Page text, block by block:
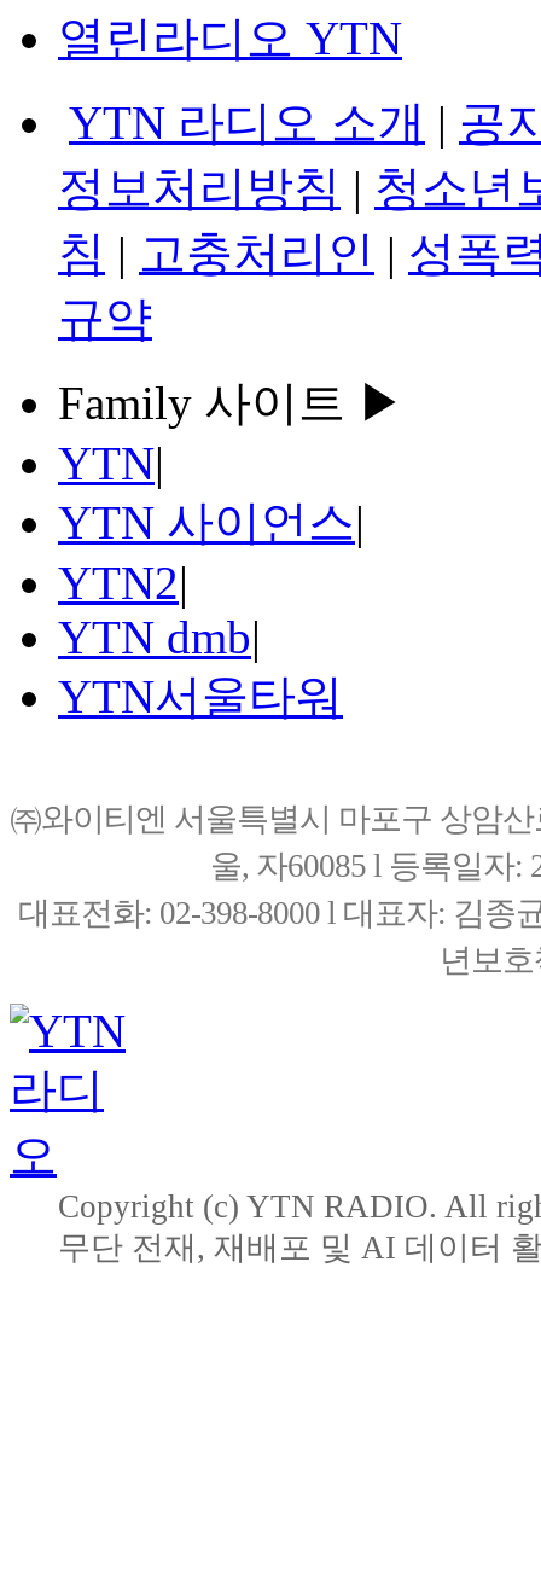
열린라디오 YTN
YTN 라디오 소개 | 공
정보처리방침 | 청소년
침 | 고충처리인 | 성폭
규약
Family 사이트 ▶
YTN|
YTN 사이언스|
YTN2|
YTN dmb|
YTN서울타워
㈜와이티엔 서울특별시 마포구 상암
울, 자60085 l 등록일자:
대표전화: 02-398-8000 l 대표자: 김종
년보
Copyright (c) YTN RADIO. All
무단 전재, 재배포 및 AI 데이터